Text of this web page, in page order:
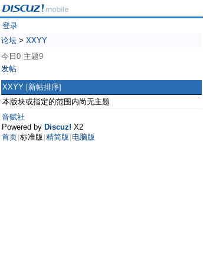
登录
论坛 > XXYY
今日0 主题9
发帖
XXYY [新帖排序]
本版块或指定的范围内尚无主题
音赋社
Powered by Discuz! X2
首页 标准版 精简版 电脑版